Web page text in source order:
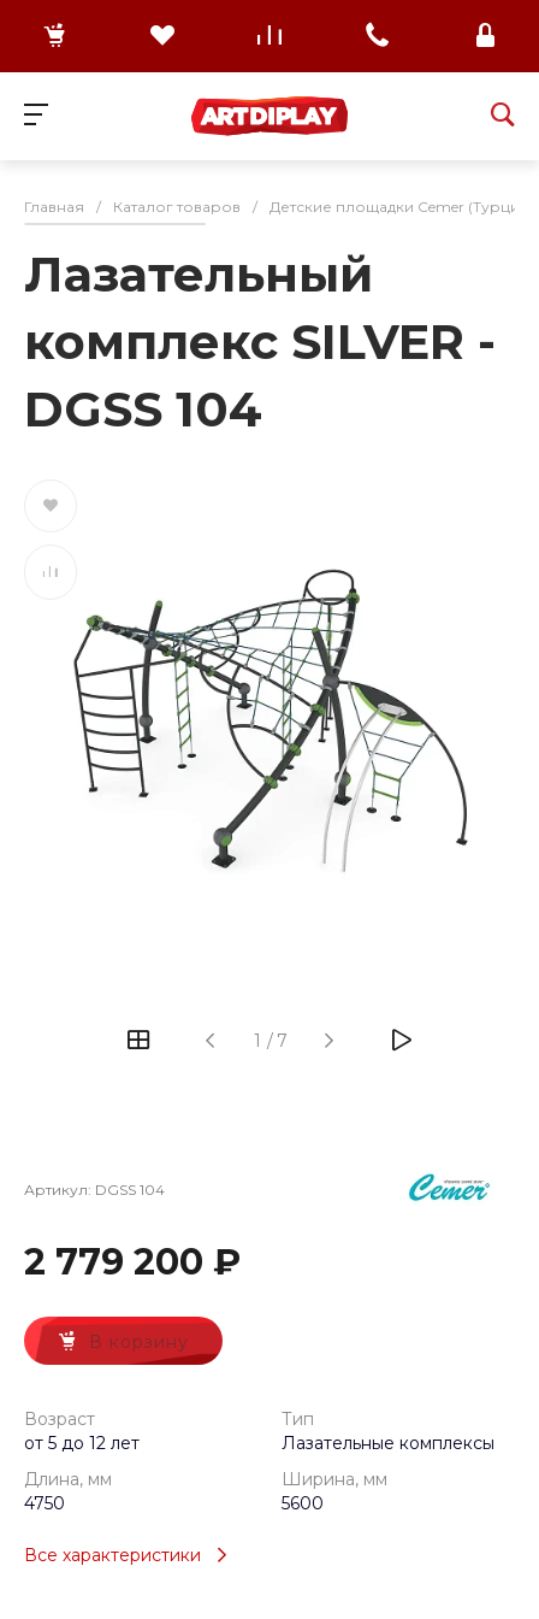
Главная / Каталог товаров / Детские площадки Cemer (Турция)
Лазательный
комплекс SILVER -
DGSS 104
1 / 7
Артикул: DGSS 104
2 779 200 ₽
В корзину
Возраст
от 5 до 12 лет
Тип
Лазательные комплексы
Длина, мм
4750
Ширина, мм
5600
Все характеристики